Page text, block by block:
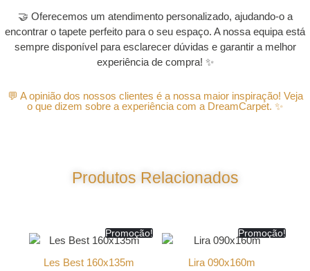
🤝 Oferecemos um atendimento personalizado, ajudando-o a
encontrar o tapete perfeito para o seu espaço. A nossa equipa está
sempre disponível para esclarecer dúvidas e garantir a melhor
experiência de compra! ✨
💬 A opinião dos nossos clientes é a nossa maior inspiração! Veja
o que dizem sobre a experiência com a DreamCarpet. ✨
Produtos Relacionados
Promoção!
Les Best 160x135m
Promoção!
Lira 090x160m